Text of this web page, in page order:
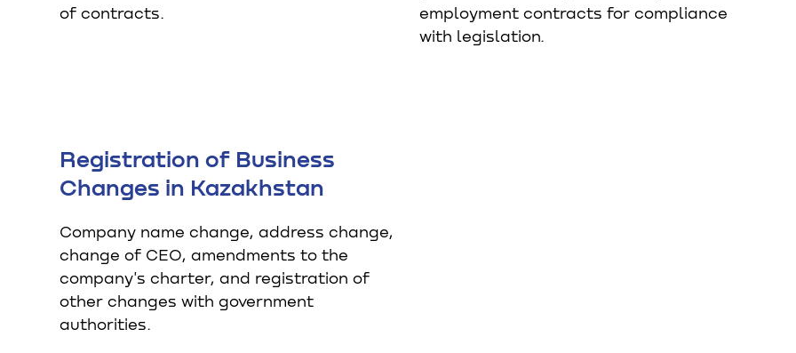
of contracts.
employment contracts for compliance
with legislation.
Registration of Business
Changes in Kazakhstan
Company name change, address change,
change of CEO, amendments to the
company's charter, and registration of
other changes with government
authorities.